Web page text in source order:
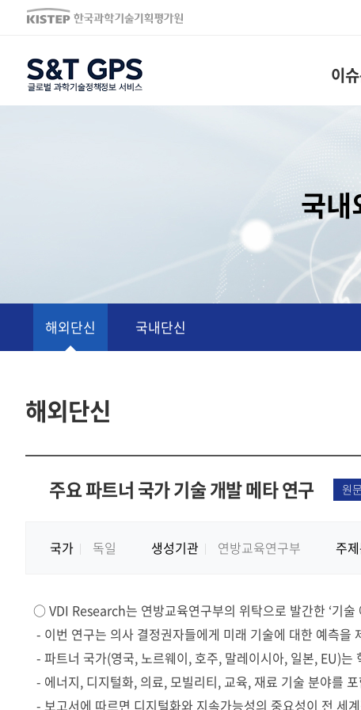
S&T GPS 이
국내
단신동향
해외단신 국내단신
해외단신
주요 파트너 국가 기술 개발 메타 연구 원
국가 독일 생성기관 연방교육연구부 주
○VDI Research는 연방교육연구부의 위탁으로 발간한 ‘기술
- 이번 연구는 의사 결정권자들에게 미래 기술에 대한 예측을
- 파트너 국가(영국,노르웨이,호주, 말레이시아, 일본, EU)는
- 에너지, 디지털화, 의료, 모빌리티, 교육, 재료 기술 분야를
- 보고서에 따르면 디지털화와 지속가능성의 중요성이 전 세